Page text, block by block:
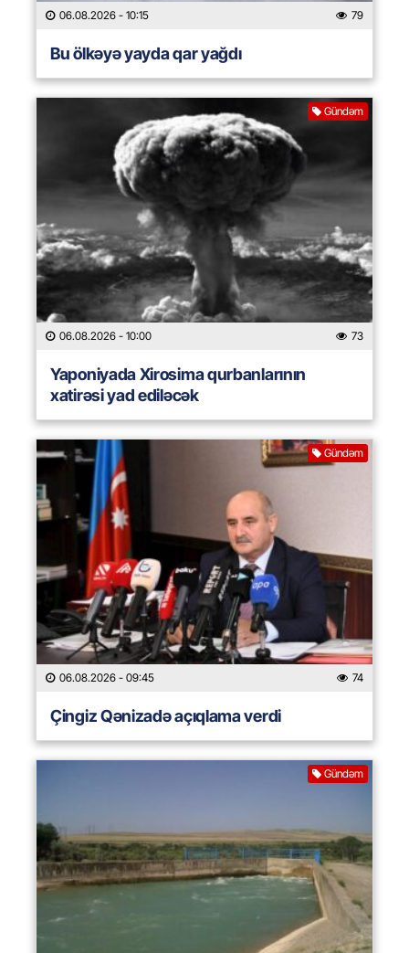
06.08.2026 - 10:15 79
Bu ölkəyə yayda qar yağdı
Gündəm
06.08.2026 - 10:00 73
Yaponiyada Xirosima qurbanlarının
xatirəsi yad ediləcək
Gündəm
06.08.2026 - 09:45 74
Çingiz Qənizadə açıqlama verdi
Gündəm